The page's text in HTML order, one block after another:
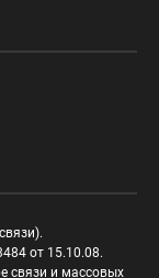
от 15.10.08.
связи и массовых